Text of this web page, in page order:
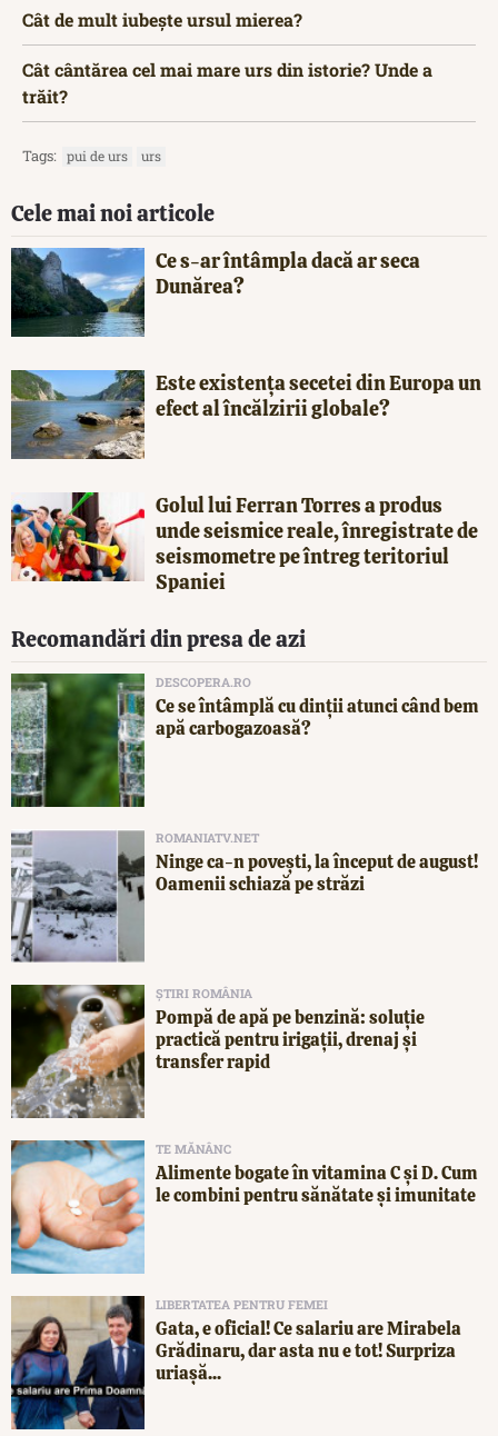
Cât de mult iubește ursul mierea?
Cât cântărea cel mai mare urs din istorie? Unde a
trăit?
Tags: pui de urs urs
Cele mai noi articole
Ce s-ar întâmpla dacă ar seca
Dunărea?
Este existența secetei din Europa un
efect al încălzirii globale?
Golul lui Ferran Torres a produs
unde seismice reale, înregistrate de
seismometre pe întreg teritoriul
Spaniei
Recomandări din presa de azi
DESCOPERA.RO
Ce se întâmplă cu dinții atunci când bem
apă carbogazoasă?
ROMANIATV.NET
Ninge ca-n povești, la început de august!
Oamenii schiază pe străzi
ȘTIRI ROMÂNIA
Pompă de apă pe benzină: soluție
practică pentru irigații, drenaj și
transfer rapid
TE MĂNÂNC
Alimente bogate în vitamina C și D. Cum
le combini pentru sănătate și imunitate
LIBERTATEA PENTRU FEMEI
Gata, e oficial! Ce salariu are Mirabela
Grădinaru, dar asta nu e tot! Surpriza
uriașă...